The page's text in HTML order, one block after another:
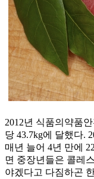
2012년 식품의약품
당 43.7kg에 달했다.
매년 늘어 4년 만에
면 중장년들은 콜레
야겠다고 다짐하곤